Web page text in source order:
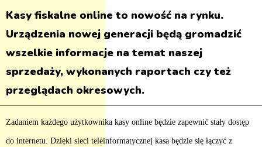
Kasy fiskalne online to nowość na rynku.
Urządzenia nowej generacji będą gromadzić
wszelkie informacje na temat naszej
sprzedaży, wykonanych raportach czy też
przeglądach okresowych.
Zadaniem każdego użytkownika kasy online będzie zapewnić stały dostęp
do internetu. Dzięki sieci teleinformatycznej kasa będzie się łączyć z